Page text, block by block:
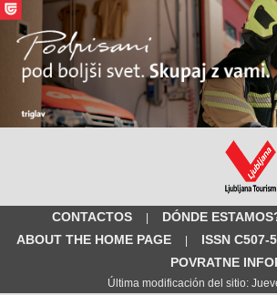
CONTACTOS | DÓNDE
ABOUT THE HOME PAGE
| ISSN C507-
POVRATNE
Última modificación del sitio: